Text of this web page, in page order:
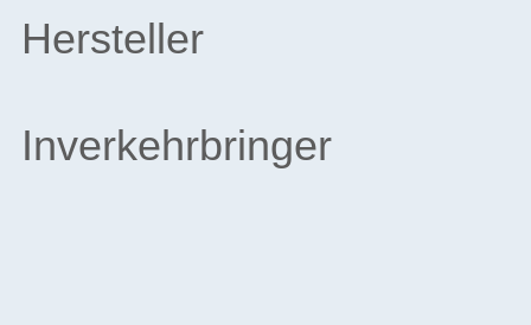
Hersteller
Inverkehrbringer